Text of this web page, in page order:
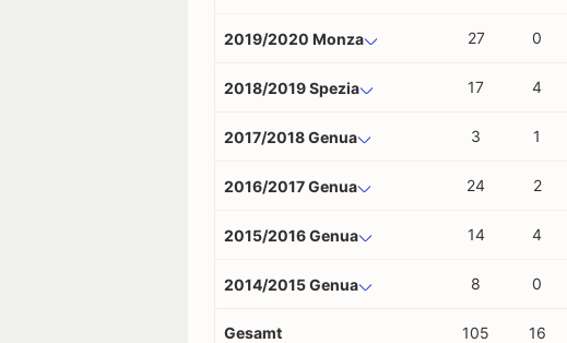
2019/2020 Monza 27 0
2018/2019 Spezia 17 4
2017/2018 Genua 3 1
2016/2017 Genua 24 2
2015/2016 Genua 14 4
2014/2015 Genua 8 0
Gesamt 105 16